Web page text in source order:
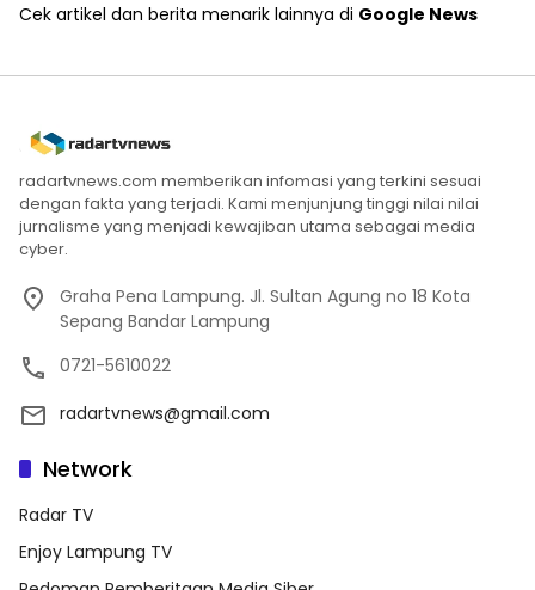
Cek artikel dan berita menarik lainnya di Google News
radartvnews.com memberikan infomasi yang terkini sesuai
dengan fakta yang terjadi. Kami menjunjung tinggi nilai nilai
jurnalisme yang menjadi kewajiban utama sebagai media
cyber.
Graha Pena Lampung. Jl. Sultan Agung no 18 Kota
Sepang Bandar Lampung
0721-5610022
radartvnews@gmail.com
Network
Radar TV
Enjoy Lampung TV